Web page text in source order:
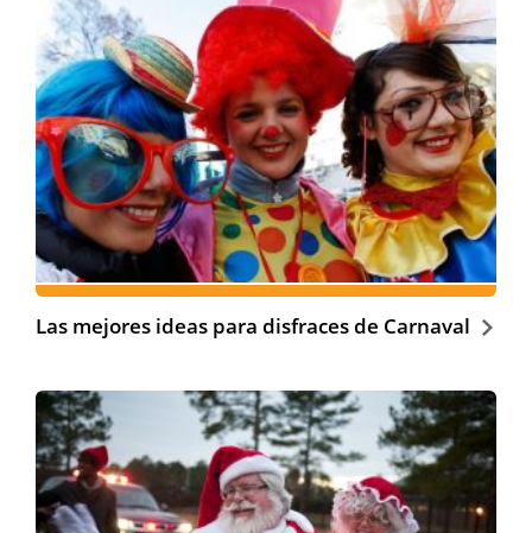
Las mejores ideas para disfraces de Carnaval